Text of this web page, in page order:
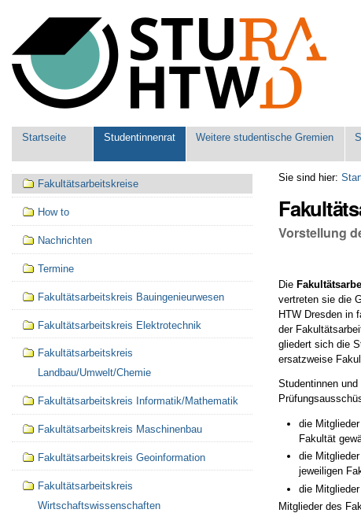
Werkzeuge
Sektionen
Startseite Studentinnenrat Weitere studentische Gremien
Sie sind hier:
Vorstellung
Die
vertreten sie die
HTW Dresden in
der
gliedert sich die
ersatzweise
Studentinnen
die
Fakultät
die
jeweiligen
die
Mitglieder des Fa
Navigation
Fakultätsarbeitskreise
How to
Nachrichten
Termine
Fakultätsarbeitskreis Bauingenieurwesen
Fakultätsarbeitskreis Elektrotechnik
Fakultätsarbeitskreis
Landbau/Umwelt/Chemie
Fakultätsarbeitskreis Informatik/Mathematik
Fakultätsarbeitskreis Maschinenbau
Fakultätsarbeitskreis Geoinformation
Fakultätsarbeitskreis
Wirtschaftswissenschaften